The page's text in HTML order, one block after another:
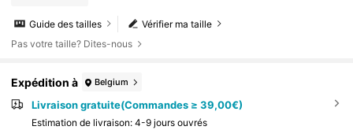
Vérifier ma taille
Guide des tailles
Pas votre taille? Dites-nous
Expédition à Belgium
Livraison gratuite(Commandes ≥ 39,00€)
Estimation de livraison: 4-9 jours ouvrés